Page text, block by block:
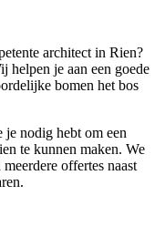
architect in Rien?
helpen je aan een goede
bomen het bos
je nodig hebt om een
te kunnen maken. We
offertes naast